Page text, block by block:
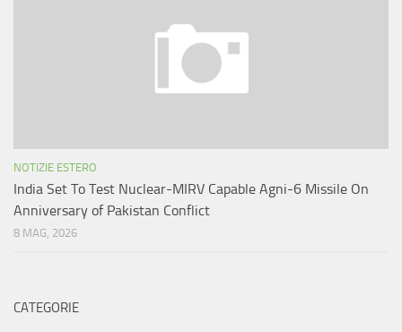
NOTIZIE ESTERO
India Set To Test Nuclear-MIRV Capable Agni-6 Missile On
Anniversary of Pakistan Conflict
8 MAG, 2026
CATEGORIE